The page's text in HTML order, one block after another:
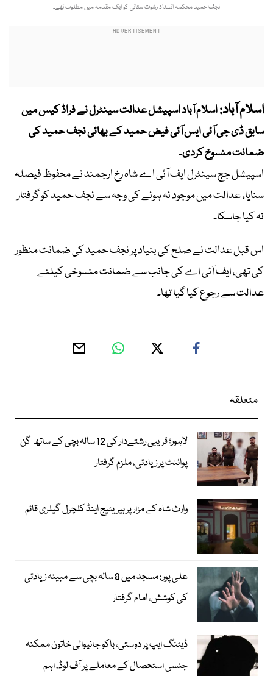
نجف حمید محکمہ انسداد رشوت ستانی کو ایک مقدمہ میں مطلوب تھے۔
اسلام آباد:اسلام آباد اسپیشل عدالت سینٹرل نے فراڈ کیس میں
سابق ڈی جی آئی ایس آئی فیض حمید کے بھائی نجف حمید کی
ضمانت منسوخ کردی۔
اسپیشل جج سینٹرل ایف آئی اے شاہ رخ ارجمند نے محفوظ فیصلہ
سنایا، عدالت میں موجود نہ ہونے کی وجہ سے نجف حمید کو گرفتار
نہ کیا جاسکا۔
اس قبل عدالت نے صلح کی بنیاد پر نجف حمید کی ضمانت منظور
کی تھی، ایف آئی اے کی جانب سے ضمانت منسوخی کیلئے
عدالت سے رجوع کیا گیا تھا۔
متعلقہ
لاہور؛ قریبی رشتےدار کی 12 سالہ بچی کے ساتھ گن
پوائنٹ پر زیادتی، ملزم گرفتار
وارث شاہ کے مزار پر ہیریٹیج اینڈ کلچرل گیلری قائم
علی پور: مسجد میں 8 سالہ بچی سے مبینہ زیادتی
کی کوشش، امام گرفتار
ڈیٹنگ ایپ پر دوستی، باکو جانیوالی خاتون ممکنہ
جنسی استحصال کے معاملے پر آف لوڈ، اہم